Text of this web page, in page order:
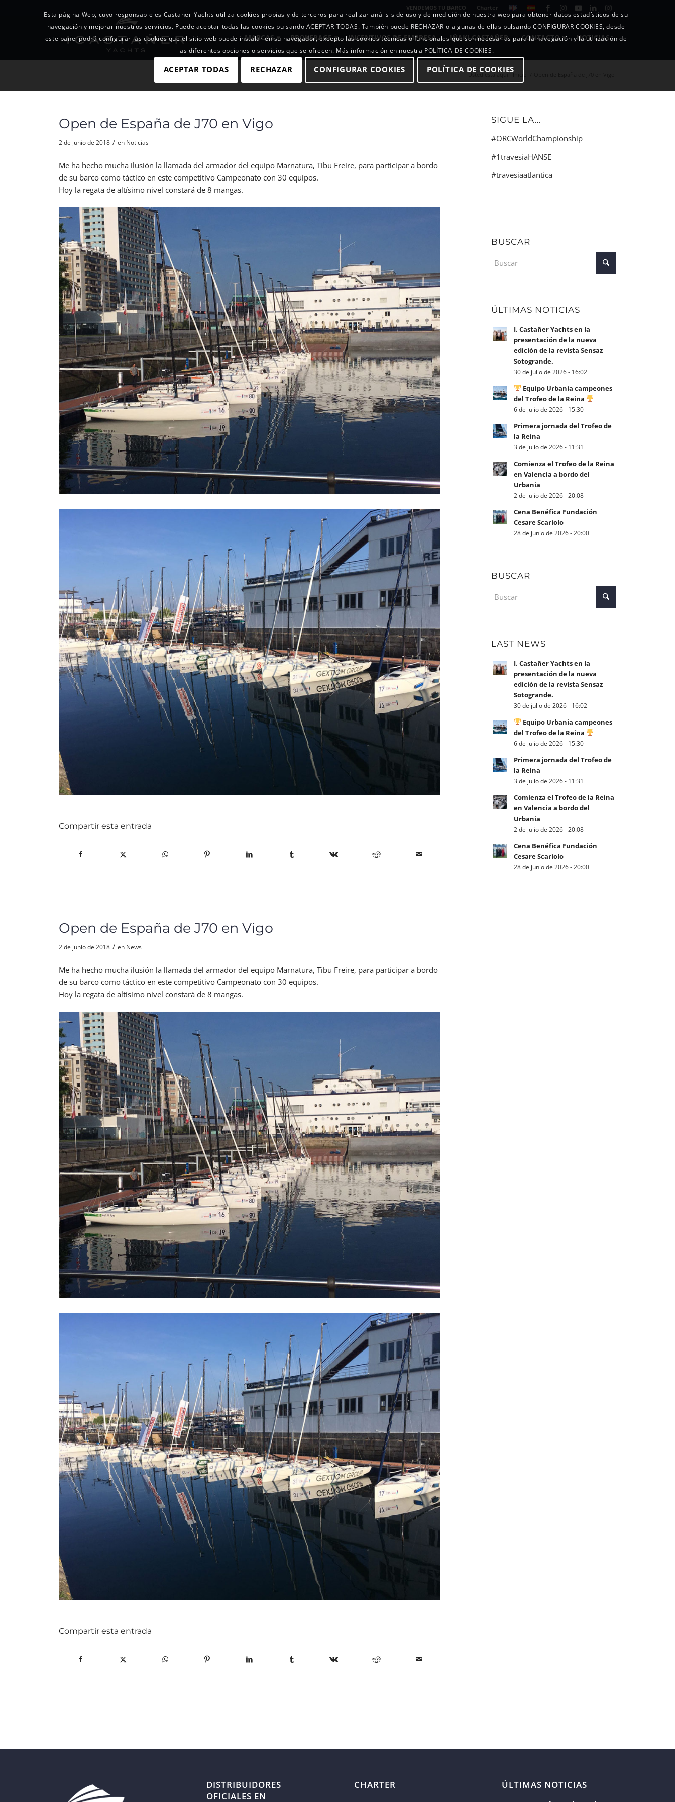
VENDEMOS TU BARCO Charter
MARCAS BROKERAGE INCENTIVOS DE EMPRESA IÑAKI CASTAÑER CONTACTO NOTICIAS
Usted está aquí: Inicio
Open de España de J70 en Vigo
2 de junio de 2018 / en Noticias
Me ha hecho mucha ilusión la llamada del armador del equipo Marnatura, Tibu Freire, para participar a bordo
de su barco como táctico en este competitivo Campeonato con 30 equipos.
Hoy la regata de altísimo nivel constará de 8 mangas.
Compartir esta entrada
Open de España de J70 en Vigo
2 de junio de 2018 / en News
Me ha hecho mucha ilusión la llamada del armador del equipo Marnatura, Tibu Freire, para participar a bordo
de su barco como táctico en este competitivo Campeonato con 30 equipos.
Hoy la regata de altísimo nivel constará de 8 mangas.
Compartir esta entrada
SIGUE LA…
#ORCWorldChampionship
#1travesiaHANSE
#travesiaatlantica
BUSCAR
ÚLTIMAS NOTICIAS
I. Castañer Yachts en la
presentación de la nueva
edición de la revista Sensaz
Sotogrande.
30 de julio de 2026 - 16:02
Equipo Urbania campeones
del Trofeo de la Reina
6 de julio de 2026 - 15:30
Primera jornada del Trofeo de
la Reina
3 de julio de 2026 - 11:31
Comienza el Trofeo de la Reina
en Valencia a bordo del
Urbania
2 de julio de 2026 - 20:08
Cena Benéfica Fundación
Cesare Scariolo
28 de junio de 2026 - 20:00
BUSCAR
LAST NEWS
I. Castañer Yachts en la
presentación de la nueva
edición de la revista Sensaz
Sotogrande.
30 de julio de 2026 - 16:02
Equipo Urbania campeones
del Trofeo de la Reina
6 de julio de 2026 - 15:30
Primera jornada del Trofeo de
la Reina
3 de julio de 2026 - 11:31
Comienza el Trofeo de la Reina
en Valencia a bordo del
Urbania
2 de julio de 2026 - 20:08
Cena Benéfica Fundación
Cesare Scariolo
28 de junio de 2026 - 20:00
DISTRIBUIDORES
OFICIALES EN
CHARTER ÚLTIMAS NOTICIAS
Esta página Web, cuyo responsable es Castaner-Yachts utiliza cookies propias y de terceros para realizar análisis de uso y de medición de nuestra web para obtener datos estadísticos de su
navegación y mejorar nuestros servicios. Puede aceptar todas las cookies pulsando ACEPTAR TODAS. También puede RECHAZAR o algunas de ellas pulsando CONFIGURAR COOKIES, desde
este panel podrá configurar las cookies que el sitio web puede instalar en su navegador, excepto las cookies técnicas o funcionales que son necesarias para la navegación y la utilización de
las diferentes opciones o servicios que se ofrecen. Más información en nuestra POLÍTICA DE COOKIES.
ACEPTAR TODAS RECHAZAR CONFIGURAR COOKIES POLÍTICA DE COOKIES